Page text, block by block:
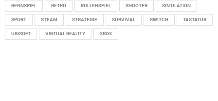
RENNSPIEL RETRO ROLLENSPIEL SHOOTER SIMULATION
SPORT STEAM STRATEGIE SURVIVAL SWITCH TASTATUR
UBISOFT VIRTUAL REALITY XBOX